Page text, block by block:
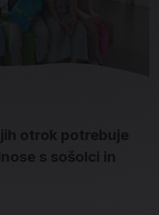
otrok potrebuje
s sošolci in